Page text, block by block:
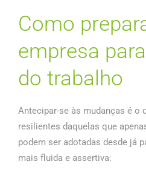
Como
empresa
do trabalho
Antecipar-se às mudanças é o
resilientes daquelas que
podem ser adotadas desde já
mais fluida e assertiva: